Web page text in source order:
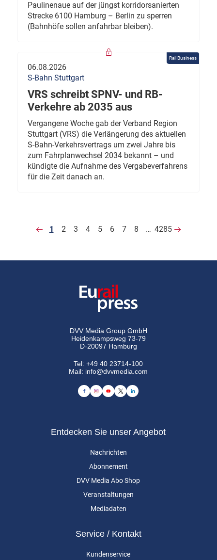
Paulinenaue auf der jüngst korridorsanierten
Strecke 6100 Hamburg – Berlin zu sperren
(Bahnhöfe sollen anfahrbar bleiben).
Rail Business
06.08.2026
S-Bahn Stuttgart
VRS schreibt SPNV- und RB-
Verkehre ab 2035 aus
Vergangene Woche gab der Verband Region
Stuttgart (VRS) die Verlängerung des aktuellen
S-Bahn-Verkehrsvertrags um zwei Jahre bis
zum Fahrplanwechsel 2034 bekannt – und
kündigte die Aufnahme des Vergabeverfahrens
für die Zeit danach an.
1 2 3 4 5 6 7 8 … 4285
DVV Media Group GmbH
Heidenkampsweg 73-79
D-20097 Hamburg
Tel:+49 40 23714-100
Mail: info@dvvmedia.com
Entdecken Sie unser Angebot
Nachrichten
Abonnement
DVV Media Abo Shop
Veranstaltungen
Mediadaten
Service / Kontakt
Kundenservice